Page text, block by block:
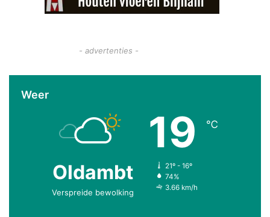
- advertenties -
Weer
Oldambt
Verspreide bewolking
19 ℃
21º - 16º
74%
3.66 km/h